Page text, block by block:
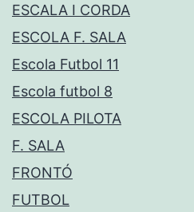
ESCALA I CORDA
ESCOLA F. SALA
Escola Futbol 11
Escola futbol 8
ESCOLA PILOTA
F. SALA
FRONTÓ
FUTBOL